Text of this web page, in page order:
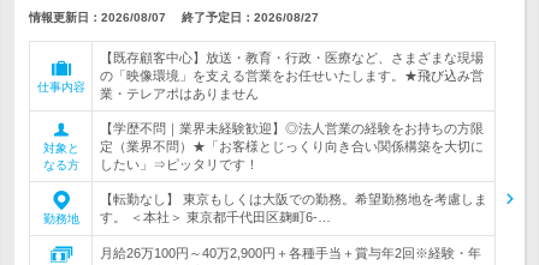
情報更新日：2026/08/07 終了予定日： 2026/08/27
仕事内容
【既存顧客中心】放送・教育・行政・医療など、さまざまな現場
の「映像環境」を支える営業をお任せいたします。★飛び込み営
業・テレアポはありません
対象と
なる方
【学歴不問｜業界未経験歓迎】◎法人営業の経験をお持ちの方限
定（業界不問）★「お客様とじっくり向き合い関係構築を大切に
したい」⇒ピッタリです！
勤務地
【転勤なし】 東京もしくは大阪での勤務。希望勤務地を考慮しま
す。 ＜本社＞ 東京都千代田区麹町6-…
月給26万100円～40万2,900円＋各種手当＋賞与年2回※経験・年